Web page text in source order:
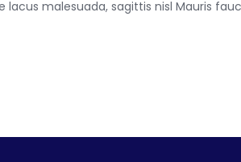
malesuada, sagittis nisl Mauris